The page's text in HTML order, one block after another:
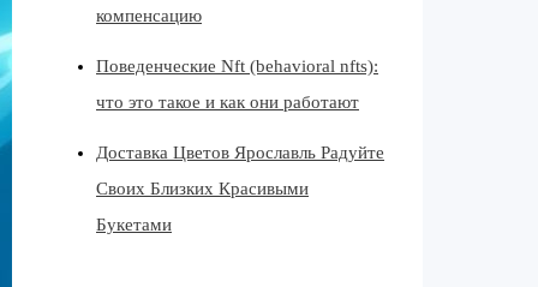
компенсацию
Поведенческие Nft (behavioral nfts):
что это такое и как они работают
Доставка Цветов Ярославль Радуйте
Своих Близких Красивыми
Букетами